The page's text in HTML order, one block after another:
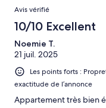
Avis vérifié
10/10 Excellent
Noemie T.
21 juil. 2025
Les points forts :
exactitude de l’annonce
Appartement très bien